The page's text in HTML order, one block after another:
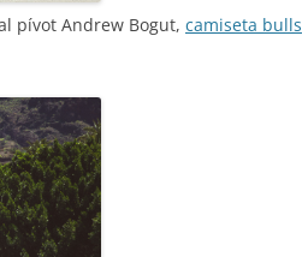
pívot Andrew Bogut, camiseta bulls